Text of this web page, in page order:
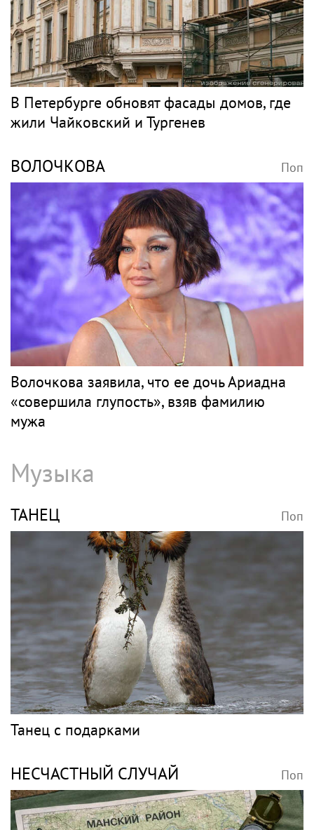
В Петербурге обновят фасады домов, где
жили Чайковский и Тургенев
ВОЛОЧКОВА Поп
Волочкова заявила, что ее дочь Ариадна
«совершила глупость», взяв фамилию
мужа
Музыка
ТАНЕЦ Поп
Танец с подарками
НЕСЧАСТНЫЙ СЛУЧАЙ Поп